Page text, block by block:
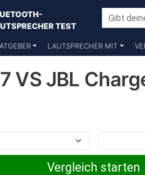
TEST
LAUTSPRECHER MIT
VS JBL